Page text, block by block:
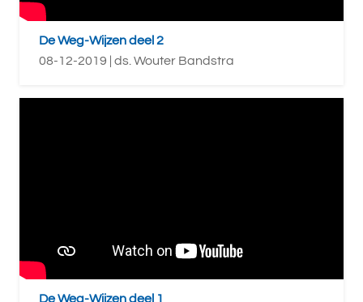
De Weg-Wijzen deel 2
08-12-2019 | ds. Wouter Bandstra
De Weg-Wijzen deel 1